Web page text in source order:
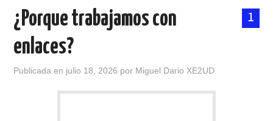
1
¿Porque trabajamos con
enlaces?
Publicada en julio 18, 2026 por Miguel Dario XE2UD